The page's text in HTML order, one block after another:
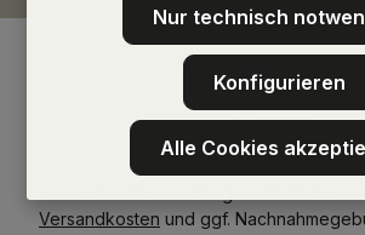
Versandkosten und ggf.
Nur technisch
Konfigurieren
Alle Cookies